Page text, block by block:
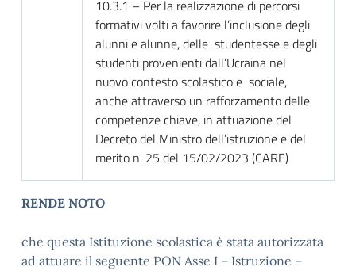
10.3.1 – Per la realizzazione di percorsi
formativi volti a favorire l’inclusione degli
alunni e alunne, delle studentesse e degli
studenti provenienti dall’Ucraina nel
nuovo contesto scolastico e sociale,
anche attraverso un rafforzamento delle
competenze chiave, in attuazione del
Decreto del Ministro dell’istruzione e del
merito n. 25 del 15/02/2023 (CARE)
RENDE NOTO
che questa Istituzione scolastica è stata autorizzata
ad attuare il seguente PON Asse I – Istruzione –